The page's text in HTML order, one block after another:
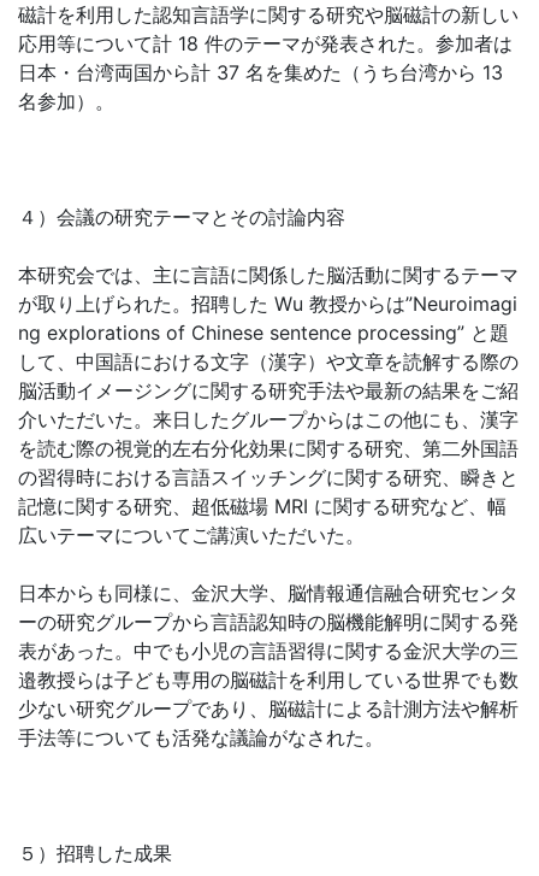
磁計を利用した認知言語学に関する研究や脳磁計の新しい
応用等について計 18 件のテーマが発表された。参加者は
日本・台湾両国から計 37 名を集めた（うち台湾から 13
名参加）。
４）会議の研究テーマとその討論内容
本研究会では、主に言語に関係した脳活動に関するテーマ
が取り上げられた。招聘した Wu 教授からは”Neuroimagi
ng explorations of Chinese sentence processing” と題
して、中国語における文字（漢字）や文章を読解する際の
脳活動イメージングに関する研究手法や最新の結果をご紹
介いただいた。来日したグループからはこの他にも、漢字
を読む際の視覚的左右分化効果に関する研究、第二外国語
の習得時における言語スイッチングに関する研究、瞬きと
記憶に関する研究、超低磁場 MRI に関する研究など、幅
広いテーマについてご講演いただいた。
日本からも同様に、金沢大学、脳情報通信融合研究センタ
ーの研究グループから言語認知時の脳機能解明に関する発
表があった。中でも小児の言語習得に関する金沢大学の三
邉教授らは子ども専用の脳磁計を利用している世界でも数
少ない研究グループであり、脳磁計による計測方法や解析
手法等についても活発な議論がなされた。
５）招聘した成果